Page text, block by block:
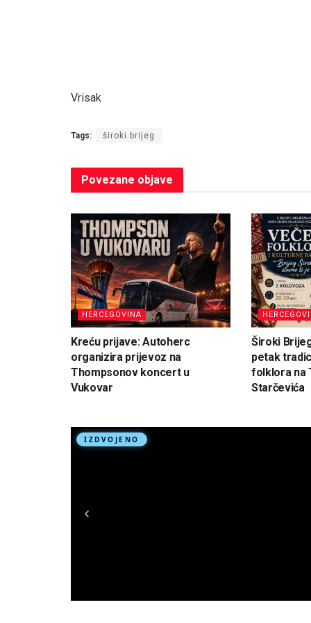
Vrisak
Tags: široki brijeg
Povezane objave
HERCEGOVINA
Kreću prijave: Autoherc
organizira prijevoz na
Thompsonov koncert u
Vukovar
Široki
petak
folklora na
Starčevića